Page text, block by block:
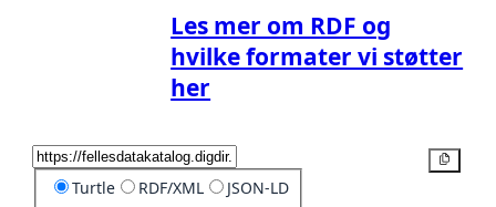
Les mer om RDF og
hvilke formater vi støtter
her
Turtle RDF/XML JSON-LD